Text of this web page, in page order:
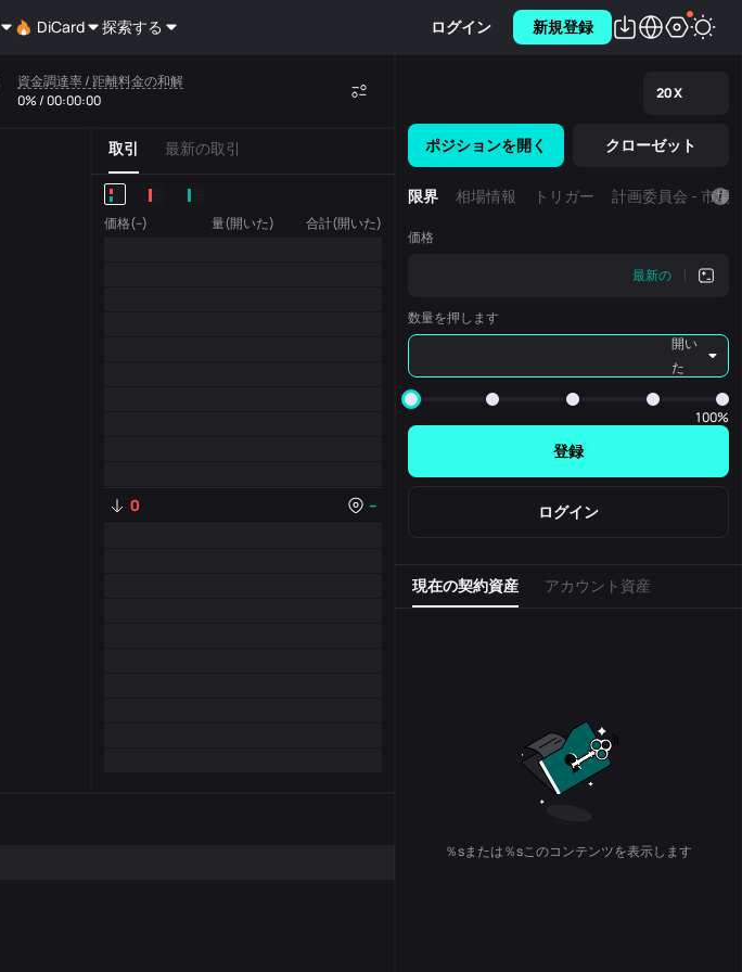
DiCard 探索する ログイン 新規登録
資金調達率 / 距離料金の和解
0% / 00:00:00
取引 最新の取引
価格(--) 量(開いた) 合計(開いた)
0 --
20X
ポジションを開く クローゼット
限界 相場情報 トリガー 計画委員会 - 市場
価格
最新の
数量を押します
開い
た
100%
登録
ログイン
現在の契約資産 アカウント資産
％sまたは％sこのコンテンツを表示します